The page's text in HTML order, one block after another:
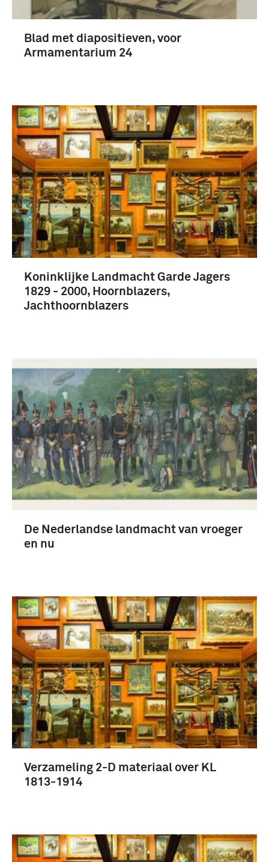
Koninklijke Landmacht (43)
Blad met diapositieven, voor
Armamentarium 24
Koninklijke Landmacht Garde Jagers
1829 - 2000, Hoornblazers,
Jachthoornblazers
De Nederlandse landmacht van vroeger
en nu
Verzameling 2-D materiaal over KL
1813-1914